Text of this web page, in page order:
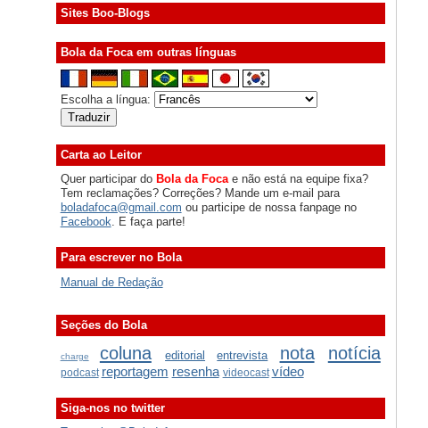
Sites Boo-Blogs
Bola da Foca em outras línguas
Escolha a língua:
Carta ao Leitor
Quer participar do Bola da Focae não está na equipe fixa?
Tem reclamações? Correções? Mande um e-mail para
boladafoca@gmail.com ou participe de nossa fanpage no
Facebook . E faça parte!
Para escrever no Bola
Manual de Redação
Seções do Bola
charge coluna editorial entrevista nota notícia
podcast reportagem resenha videocast vídeo
Siga-nos no twitter